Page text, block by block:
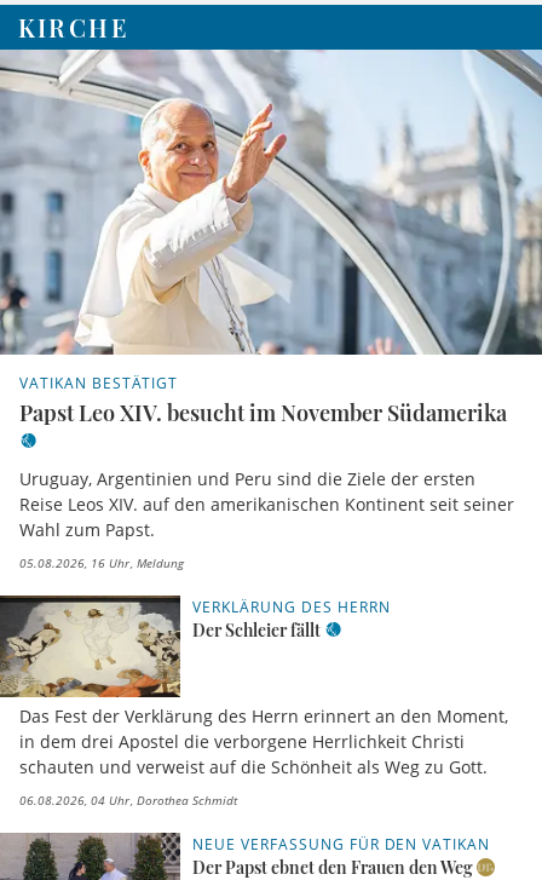
KIRCHE
VATIKAN BESTÄTIGT
Papst Leo XIV. besucht im November Südamerika
Uruguay, Argentinien und Peru sind die Ziele der ersten
Reise Leos XIV. auf den amerikanischen Kontinent seit seiner
Wahl zum Papst.
05.08.2026, 16 Uhr Meldung
VERKLÄRUNG DES HERRN
Der Schleier fällt
Das Fest der Verklärung des Herrn erinnert an den Moment,
in dem drei Apostel die verborgene Herrlichkeit Christi
schauten und verweist auf die Schönheit als Weg zu Gott.
06.08.2026, 04 Uhr Dorothea Schmidt
NEUE VERFASSUNG FÜR DEN VATIKAN
Der Papst ebnet den Frauen den Weg